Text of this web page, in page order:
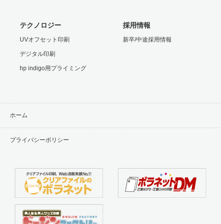
テクノロジー
UVオフセット印刷
デジタル印刷
hp indigo用プライミング
採用情報
新卒/中途採用情報
ホーム
プライバシーポリシー